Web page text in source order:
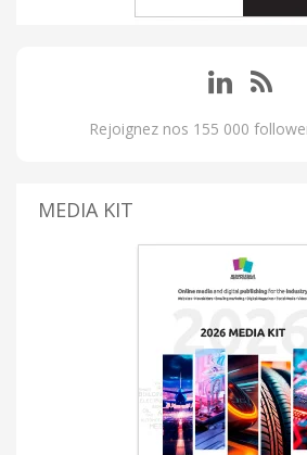
Rejoignez nos 155 000
MEDIA KIT